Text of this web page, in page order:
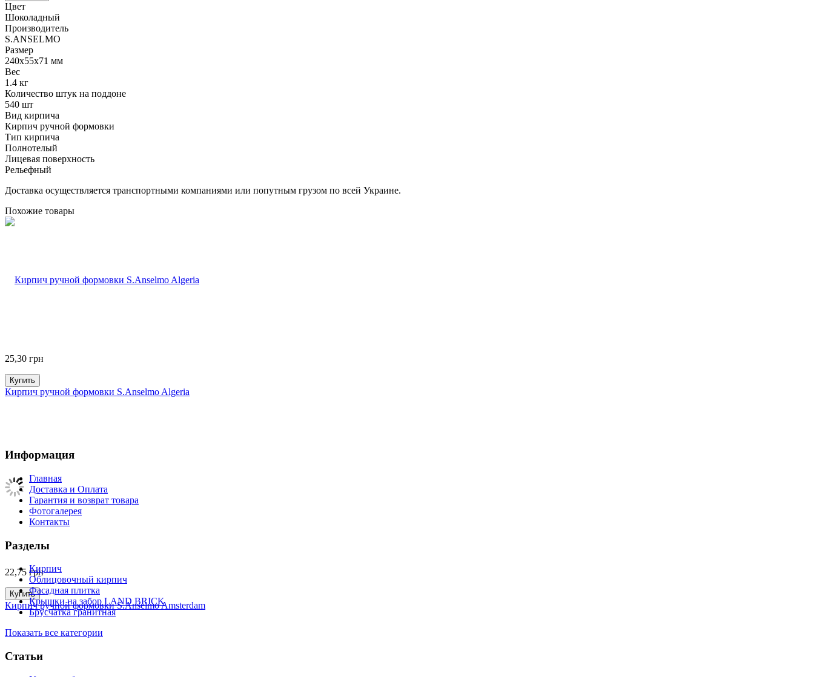
Цвет
Шоколадный
Производитель
S.ANSELMO
Размер
240х55х71 мм
Вес
1.4 кг
Количество штук на поддоне
540 шт
Вид кирпича
Кирпич ручной формовки
Тип кирпича
Полнотелый
Лицевая поверхность
Рельефный
Доставка осуществляется транспортными компаниями или попутным грузом по всей Украине.
Похожие товары
25,30 грн
Купить
Кирпич ручной формовки S.Anselmo Algeria
22,75 грн
Купить
Кирпич ручной формовки S.Anselmo Amsterdam
Информация
Главная
Доставка и Оплата
Гарантия и возврат товара
Фотогалерея
Контакты
Разделы
Кирпич
Облицовочный кирпич
Фасадная плитка
Крышки на забор LAND BRICK
Брусчатка гранитная
Показать все категории
Статьи